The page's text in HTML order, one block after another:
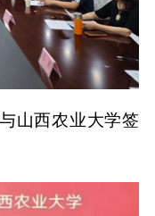
山西农业大学签